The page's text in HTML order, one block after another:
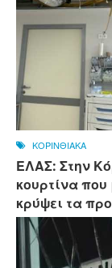
ΚΟΡΙΝΘΙΑΚΑ
ΕΛΑΣ: Στην
κουρτίνα
κρύψει τα